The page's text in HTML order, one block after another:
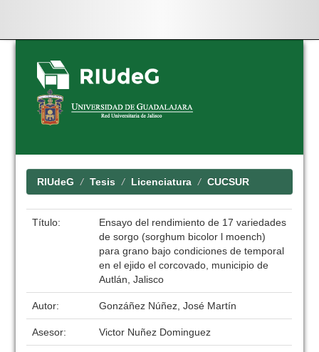
Skip
navigation
RIUdeG Tesis Licenciatura CUCSUR
Título:
Ensayo del rendimiento de 17 variedades
de sorgo (sorghum bicolor l moench)
para grano bajo condiciones de temporal
en el ejido el corcovado, municipio de
Autlán, Jalisco
Autor: Gonzáñez Núñez, José Martín
Asesor: Victor Nuñez Dominguez